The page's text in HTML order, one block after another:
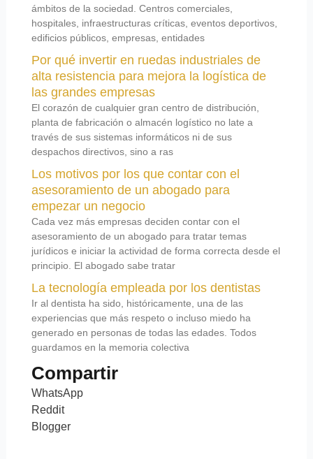
ámbitos de la sociedad. Centros comerciales,
hospitales, infraestructuras críticas, eventos deportivos,
edificios públicos, empresas, entidades
Por qué invertir en ruedas industriales de
alta resistencia para mejora la logística de
las grandes empresas
El corazón de cualquier gran centro de distribución,
planta de fabricación o almacén logístico no late a
través de sus sistemas informáticos ni de sus
despachos directivos, sino a ras
Los motivos por los que contar con el
asesoramiento de un abogado para
empezar un negocio
Cada vez más empresas deciden contar con el
asesoramiento de un abogado para tratar temas
jurídicos e iniciar la actividad de forma correcta desde el
principio. El abogado sabe tratar
La tecnología empleada por los dentistas
Ir al dentista ha sido, históricamente, una de las
experiencias que más respeto o incluso miedo ha
generado en personas de todas las edades. Todos
guardamos en la memoria colectiva
Compartir
WhatsApp
Reddit
Blogger